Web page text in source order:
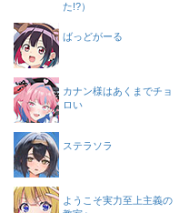
た!?）
ばっどがーる
カナン様はあくまでチョ
ロい
ステラソラ
ようこそ実力至上主義の